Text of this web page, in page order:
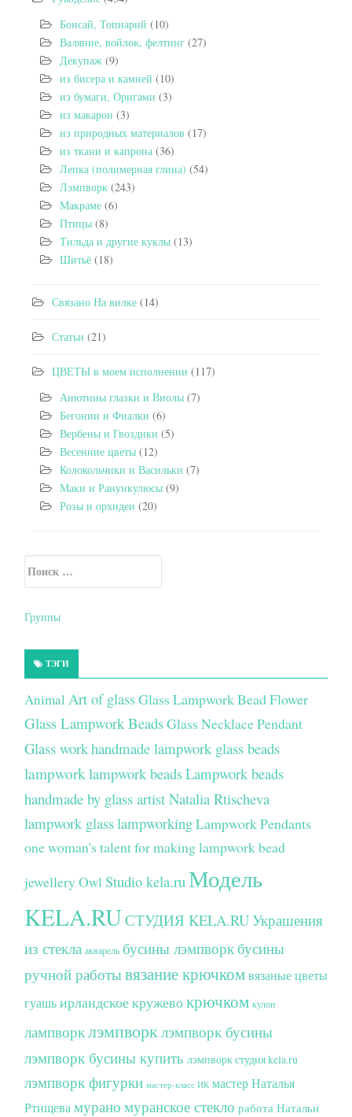
Бонсай, Топиарий (10)
Валяние, войлок, фелтинг (27)
Декупаж (9)
из бисера и камней (10)
из бумаги, Оригами (3)
из макарон (3)
из природных материалов (17)
из ткани и капрона (36)
Лепка (полимерная глина) (54)
Лэмпворк (243)
Макраме (6)
Птицы (8)
Тильда и другие куклы (13)
Шитьё (18)
Связано На вилке (14)
Статьи (21)
ЦВЕТЫ в моем исполнении (117)
Анютины глазки и Виолы (7)
Бегонии и Фиалки (6)
Вербены и Гвоздики (5)
Весенние цветы (12)
Колокольчики и Васильки (7)
Маки и Ранункулюсы (9)
Розы и орхидеи (20)
Secondary Sidebar
Искать:
Группы
ТЭГИ
Animal Art of glassGlass Lampwork Bead Flower
Glass Lampwork BeadsGlass Necklace Pendant
Glass workhandmade lampwork glass beads
lampwork lampwork beadsLampwork beads
handmade by glass artist Natalia Rtischeva
lampwork glasslampworkingLampwork Pendants
one woman's talent for making lampwork bead
jewelleryOwlStudio kela.ru Модель
KELA.RUСТУДИЯ KELA.RUУкрашения
из стекла акварель бусины лэмпворк бусины
ручной работывязание крючкомвязаные цветы
гуашьирландское кружевокрючком кулон
лампворклэмпворк лэмпворк бусины
лэмпворк бусины купить лэмпворк студия kela.ru
лэмпворк фигурки мастер-класс ИК мастер Наталья
Ртищевамурано муранское стекло работа Натальи